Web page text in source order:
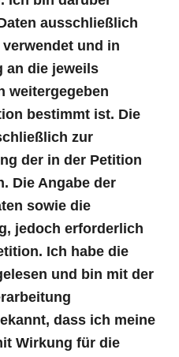
ausschließlich
und in
an die jeweils
weitergegeben
bestimmt ist. Die
zur
der in der Petition
Die Angabe der
sowie die
jedoch erforderlich
Ich habe die
und bin mit der
dass ich meine
Wirkung für die